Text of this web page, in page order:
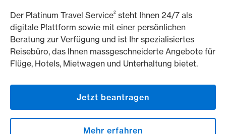
Der Platinum Travel Service2 steht Ihnen 24/7 als
digitale Plattform sowie mit einer persönlichen
Beratung zur Verfügung und ist Ihr spezialisiertes
Reisebüro, das Ihnen massgeschneiderte Angebote für
Flüge, Hotels, Mietwagen und Unterhaltung bietet.
Jetzt beantragen
Mehr erfahren